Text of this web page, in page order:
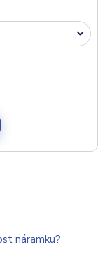
náramku?